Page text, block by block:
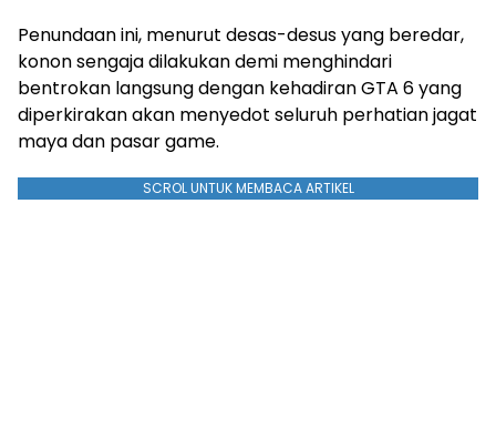
Penundaan ini, menurut desas-desus yang beredar,
konon sengaja dilakukan demi menghindari
bentrokan langsung dengan kehadiran GTA 6 yang
diperkirakan akan menyedot seluruh perhatian jagat
maya dan pasar game.
SCROL UNTUK MEMBACA ARTIKEL